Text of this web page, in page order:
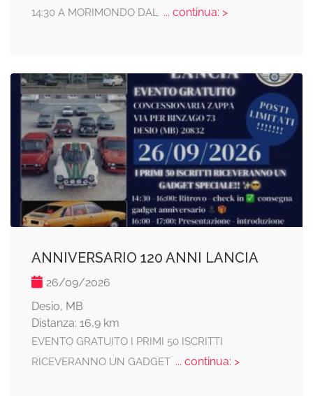
14:30 A MORIMONDO DAL... continua: >
ANNIVERSARIO 120 ANNI LANCIA
26/09/2026
Desio, MB
Distanza: 16,9 km
EVENTO GRATUITO I PRIMI 50 ISCRITTI
RICEVERANNO UN GADGET... continua: >